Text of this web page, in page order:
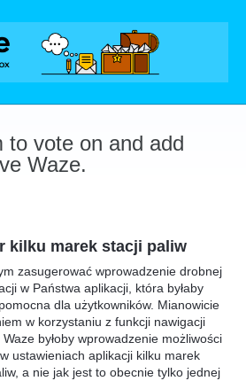
to vote on and add
Waze.
kilku marek stacji paliw
zasugerować wprowadzenie drobnej
w Państwa aplikacji, która byłaby
dla użytkowników. Mianowicie
w korzystaniu z funkcji nawigacji
byłoby wprowadzenie możliwości
ustawieniach aplikacji kilku marek
a nie jak jest to obecnie tylko jednej